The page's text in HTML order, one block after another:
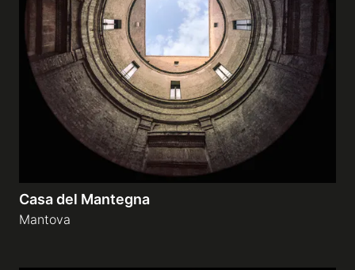
Casa del Mantegna
Mantova